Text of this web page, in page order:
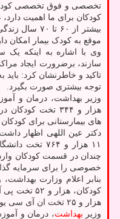
تخصصی و فوق تخصصی
کودکان برای ما اهمیت
بیشتر از ۶۰
موقع به کودک بیمار امکان
وی با اشاره به اینکه
سازند، برضرورت ایجاد
تاکید و خاطرنشان کرد: باید
توجه بیشتری صورت بگیرد.
هزار و ۳۴۴ تخت
های بیمارستانی برای کودکان
۱۱ هزار و
چندان در قسمت کودکان
خصوصی را برای سرمایه
بنابر اعلام وزارت
هزار و ۲۵ تخت ان آی سی یو نوزادان داریم.
وزیر بهداشت، درمان و